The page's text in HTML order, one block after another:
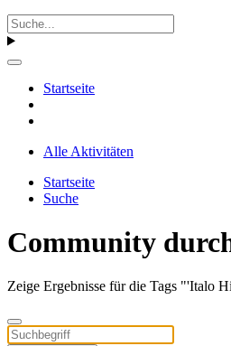
Startseite
Alle Aktivitäten
Startseite
Suche
Community
Zeige Ergebnisse für die Tags "'Italo